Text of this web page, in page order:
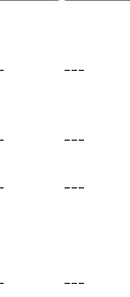
---
---
---
---